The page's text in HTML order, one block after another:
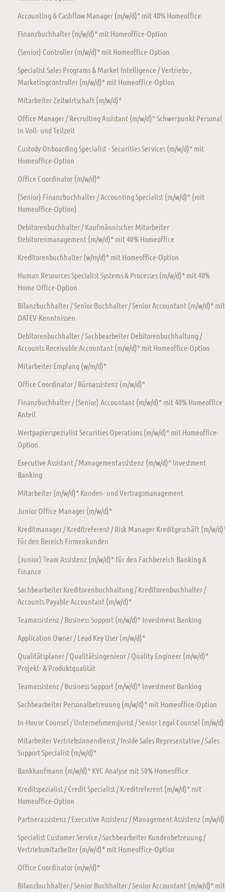
Accounting & Cashflow Manager (m/w/d)* mit 40% Homeoffice
Finanzbuchhalter (m/w/d)* mit Homeoffice-Option
(Senior) Controller (m/w/d)* mit Homeoffice-Option
Specialist Sales Programs & Market Intelligence / Vertriebs-,
Marketingcontroller (m/w/d)* mit Homeoffice-Option
Mitarbeiter Zeitwirtschaft (m/w/d)*
Office Manager / Recruiting Assistant (m/w/d)* Schwerpunkt Personal
in Voll- und Teilzeit
Custody Onboarding Specialist - Securities Services (m/w/d)* mit
Homeoffice-Option
Office Coordinator (m/w/d)*
(Senior) Finanzbuchhalter / Accounting Specialist (m/w/d)* (mit
Homeoffice-Option)
Debitorenbuchhalter / Kaufmännischer Mitarbeiter
Debitorenmanagement (m/w/d)* mit 40% Homeoffice
Kreditorenbuchhalter (w/m/d)* mit Homeoffice-Option
Human Resources Specialist Systems & Processes (m/w/d)* mit 40%
Home Office-Option
Bilanzbuchhalter / Senior Buchhalter / Senior Accountant (m/w/d)* mit
DATEV-Kenntnissen
Debitorenbuchhalter / Sachbearbeiter Debitorenbuchhaltung /
Accounts Receivable Accountant (m/w/d)* mit Homeoffice-Option
Mitarbeiter Empfang (w/m/d)*
Office Coordinator / Büroassistenz (m/w/d)*
Finanzbuchhalter / (Senior) Accountant (m/w/d)* mit 40% Homeoffice
Anteil
Wertpapierspezialist Securities Operations (m/w/d)* mit Homeoffice-
Option
Executive Assistant / Managementassistenz (m/w/d)* Investment
Banking
Mitarbeiter (m/w/d)* Kunden- und Vertragsmanagement
Junior Office Manager (m/w/d)*
Kreditmanager / Kreditreferent / Risk Manager Kreditgeschäft (m/w/
für den Bereich Firmenkunden
(Junior) Team Assistenz (m/w/d)* für den Fachbereich Banking &
Finance
Sachbearbeiter Kreditorenbuchhaltung / Kreditorenbuchhalter /
Accounts Payable Accountant (m/w/d)*
Teamassistenz / Business Support (m/w/d)* Investment Banking
Application Owner / Lead Key User (m/w/d)*
Qualitätsplaner / Qualitätsingenieur / Quality Engineer (m/w/d)*
Projekt- & Produktqualität
Teamassistenz / Business Support (m/w/d)* Investment Banking
Sachbearbeiter Personalbetreuung (m/w/d)* mit Homeoffice-Option
In-House Counsel / Unternehmensjurist / Senior Legal Counsel (m/w/
Mitarbeiter Vertriebsinnendienst / Inside Sales Representative / Sales
Support Specialist (m/w/d)*
Bankkaufmann (m/w/d)* KYC Analyse mit 50% Homeoffice
Kreditspezialist / Credit Specialist / Kreditreferent (m/w/d)* mit
Homeoffice-Option
Partnerassistenz / Executive Assistenz / Management Assistenz (m/w/
Specialist Customer Service / Sachbearbeiter Kundenbetreuung /
Vertriebsmitarbeiter (m/w/d)* mit Homeoffice-Option
Office Coordinator (m/w/d)*
Bilanzbuchhalter / Senior Buchhalter / Senior Accountant (m/w/d)* mit